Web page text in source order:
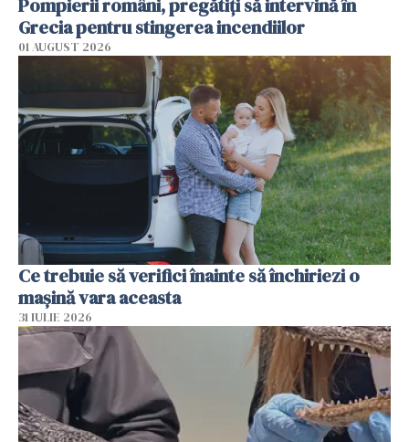
Grecia pentru stingerea incendiilor
01 AUGUST 2026
Ce trebuie să verifici înainte să închiriezi o
mașină vara aceasta
31 IULIE 2026